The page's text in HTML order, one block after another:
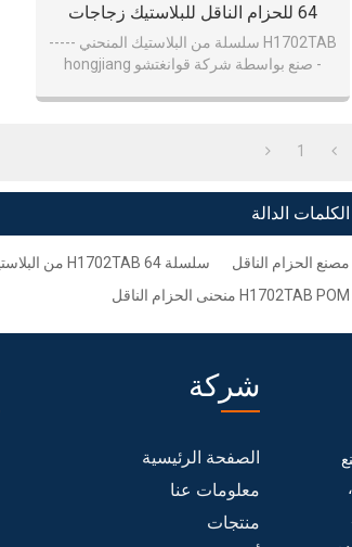
64 للحزام الناقل للبلاستيك زجاجات
H1702TAB سلسلة من البلاستيك المنحني -----
- صنع بواسطة شركة قوانغتشو hongjiang
1
الكلمات الدالة
مصنع الحزام الناقل سلسلة H1702TAB 64 من البلاستيك
H1702TAB POM منحنى الحزام الناقل
شركة
الصفحة الرئيسية
معلومات عنا
منتجات